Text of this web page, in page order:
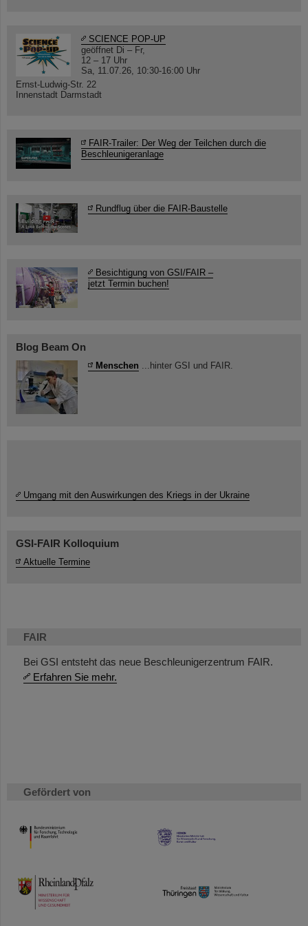
FAIR
Bei GSI entsteht das neue Beschleunigerzentrum FAIR.
Erfahren Sie mehr.
Gefördert von
HMWK
TMWWDG
SCIENCE POP-UP
geöffnet Di – Fr,
12 – 17 Uhr
Sa, 11.07.26, 10:30-16:00 Uhr
Ernst-Ludwig-Str. 22
Innenstadt Darmstadt
FAIR-Trailer: Der Weg der Teilchen durch die
Beschleunigeranlage
Rundflug über die FAIR-Baustelle
Besichtigung von GSI/FAIR –
jetzt Termin buchen!
Blog Beam On
Menschen ...hinter GSI und FAIR.
Umgang mit den Auswirkungen des Kriegs in der Ukraine
GSI-FAIR Kolloquium
Aktuelle Termine